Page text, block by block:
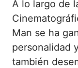
A lo largo de
Man se ha
personalidad
también